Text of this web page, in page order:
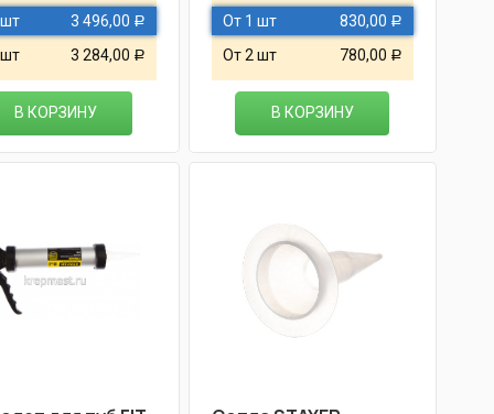
3 496,00 Р
3 284,00 Р
В КОРЗИНУ
От 1 шт 830,00 Р
От 2 шт 780,00 Р
В КОРЗИНУ